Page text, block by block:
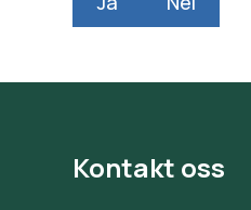
Kontakt oss